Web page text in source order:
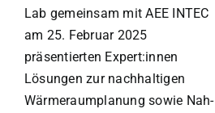
Lab gemeinsam mit AEE INTEC
am 25. Februar 2025
präsentierten Expert:innen
Lösungen zur nachhaltigen
Wärmeraumplanung sowie Nah-